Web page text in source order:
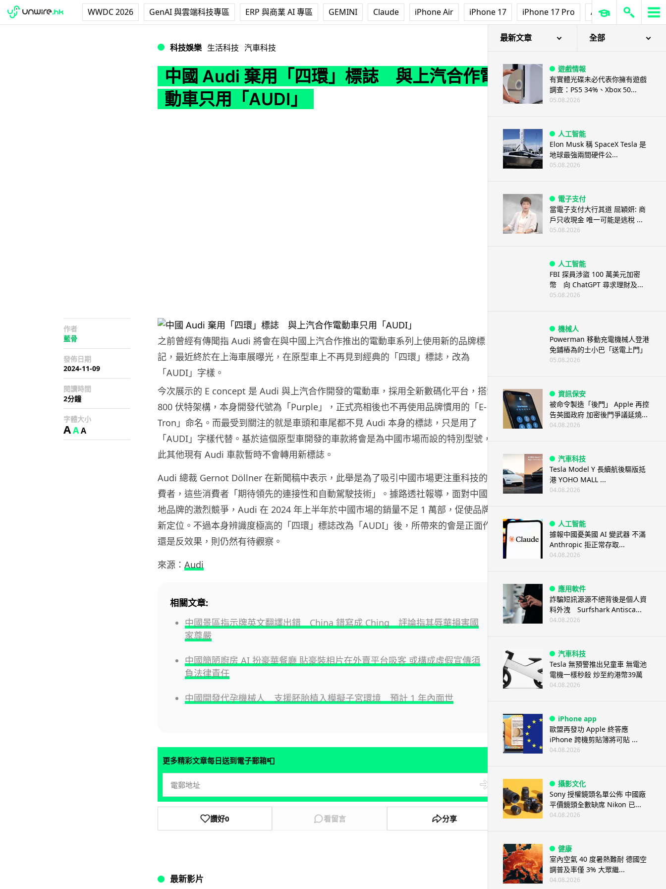
WWDC 2026 GenAI 與雲端科技專區 ERP 與商業 AI 專區 GEMINI Claude iPhone Air iPhone 17 iPhone 17 Pro AirPods Pro 3
科技娛樂 生活科技 汽車科技
中國 Audi 棄用「四環」標誌 與上汽合作電
動車只用「AUDI」
作者
藍骨
發佈日期
2024-11-09
閱讀時間
2分鐘
字體大小
AAA
之前曾經有傳聞指 Audi 將會在與中國上汽合作推出的電動車系列上使用新的品牌標
記，最近終於在上海車展曝光，在原型車上不再見到經典的「四環」標誌，改為
「AUDI」字樣。
今次展示的 E concept 是 Audi 與上汽合作開發的電動車，採用全新數碼化平台，搭載
800 伏特架構，本身開發代號為「Purple」，正式亮相後也不再使用品牌慣用的「E-
Tron」命名。而最受到關注的就是車頭和車尾都不見 Audi 本身的標誌，只是用了
「AUDI」字樣代替。基於這個原型車開發的車款將會是為中國市場而設的特別型號，因
此其他現有 Audi 車款暫時不會轉用新標誌。
Audi 總裁 Gernot Döllner 在新聞稿中表示，此舉是為了吸引中國市場更注重科技的消
費者，這些消費者「期待領先的連接性和自動駕駛技術」。據路透社報導，面對中國本
地品牌的激烈競爭，Audi 在 2024 年上半年於中國市場的銷量不足 1 萬部，促使品牌重
新定位。不過本身辨識度極高的「四環」標誌改為「AUDI」後，所帶來的會是正面作用
還是反效果，則仍然有待觀察。
來源： Audi
相關文章:
中國景區指示牌英文翻譯出錯 China 錯寫成 Ching 評論指其辱華損害國
家尊嚴
中國簡陋廚房 AI 扮豪華餐廳 貼豪裝相片在外賣平台吸客 或構成虛假宣傳須
負法律責任
中國開發代孕機械人 支援胚胎植入模擬子宮環境 預計 1 年內面世
更多精彩文章每日送到電子郵箱📮
讚好0 看留言 分享
最新影片
最新文章 全部
遊戲情報
有實體光碟未必代表你擁有遊戲
調查：PS5 34%、Xbox 50...
05.08.2026
人工智能
Elon Musk 稱 SpaceX Tesla 是
地球最強兩間硬件公...
05.08.2026
電子支付
當電子支付大行其道 屈穎妍: 商
戶只收現金 唯一可能是逃稅 ...
05.08.2026
人工智能
FBI 探員涉盜 100 萬美元加密
幣 向 ChatGPT 尋求理財及...
05.08.2026
機械人
Powerman 移動充電機械人登港
免鋪樁為的士小巴「送電上門」
05.08.2026
資訊保安
被命令製造「後門」 Apple 再控
告英國政府 加密後門爭議延燒...
04.08.2026
汽車科技
Tesla Model Y 長續航後驅版抵
港 YOHO MALL ...
04.08.2026
人工智能
據報中國憂美國 AI 變武器 不滿
Anthropic 拒正常存取...
04.08.2026
應用軟件
詐騙短訊源源不絕背後是個人資
料外洩 Surfshark Antisca...
04.08.2026
汽車科技
Tesla 無預警推出兒童車 無電池
電機一樣秒殺 炒至約港幣39萬
04.08.2026
iPhone app
歐盟再發功 Apple 終答應
iPhone 跨機剪貼簿將可貼 ...
04.08.2026
攝影文化
Sony 授權鏡頭名單公佈 中國廠
平價鏡頭全數缺席 Nikon 已...
04.08.2026
健康
室內空氣 40 度暑熱難耐 德國空
調普及率僅 3% 大眾繼...
04.08.2026